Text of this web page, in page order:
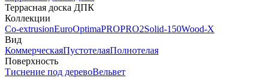
Террасная доска ДПК
Коллекции
Co-extrusionEuroOptimaPROPRO2Solid-150Wood-X
Вид
КоммерческаяПустотелаяПолнотелая
Поверхность
Тиснение под деревоВельвет